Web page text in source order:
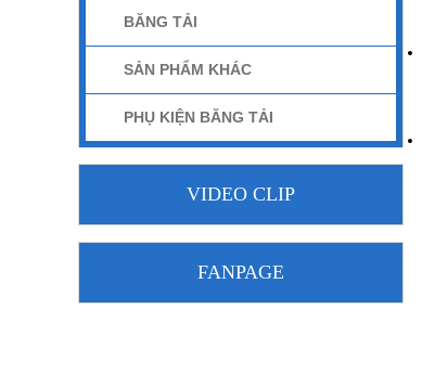
BĂNG TẢI
SẢN PHẨM KHÁC
PHỤ KIỆN BĂNG TẢI
VIDEO CLIP
FANPAGE